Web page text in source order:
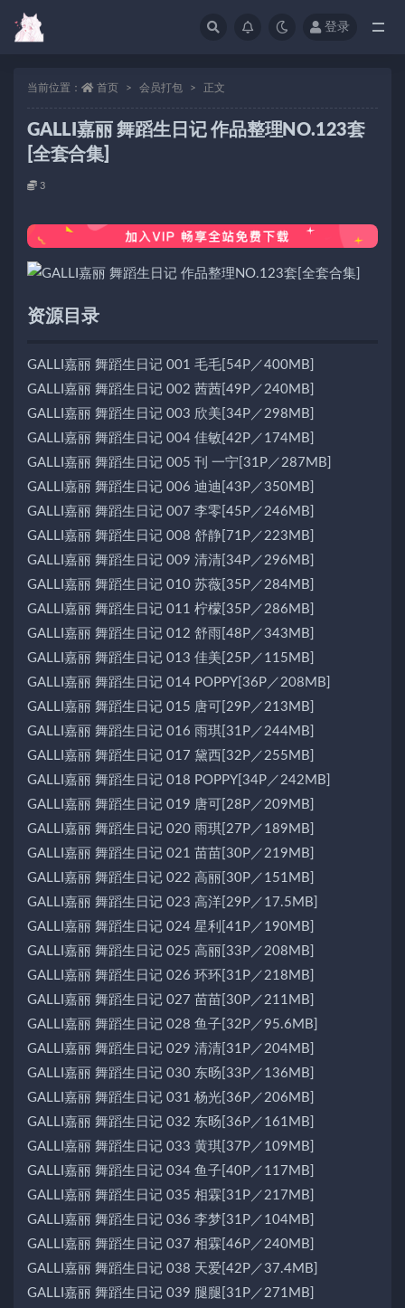
登录
当前位置： 首页 会员打包 正文
GALLI嘉丽 舞蹈生日记 作品整理NO.123套
[全套合集]
3
资源目录
GALLI嘉丽 舞蹈生日记 001 毛毛[54P／400MB]
GALLI嘉丽 舞蹈生日记 002 茜茜[49P／240MB]
GALLI嘉丽 舞蹈生日记 003 欣美[34P／298MB]
GALLI嘉丽 舞蹈生日记 004 佳敏[42P／174MB]
GALLI嘉丽 舞蹈生日记 005 刊 一宁[31P／287MB]
GALLI嘉丽 舞蹈生日记 006 迪迪[43P／350MB]
GALLI嘉丽 舞蹈生日记 007 李零[45P／246MB]
GALLI嘉丽 舞蹈生日记 008 舒静[71P／223MB]
GALLI嘉丽 舞蹈生日记 009 清清[34P／296MB]
GALLI嘉丽 舞蹈生日记 010 苏薇[35P／284MB]
GALLI嘉丽 舞蹈生日记 011 柠檬[35P／286MB]
GALLI嘉丽 舞蹈生日记 012 舒雨[48P／343MB]
GALLI嘉丽 舞蹈生日记 013 佳美[25P／115MB]
GALLI嘉丽 舞蹈生日记 014 POPPY[36P／208MB]
GALLI嘉丽 舞蹈生日记 015 唐可[29P／213MB]
GALLI嘉丽 舞蹈生日记 016 雨琪[31P／244MB]
GALLI嘉丽 舞蹈生日记 017 黛西[32P／255MB]
GALLI嘉丽 舞蹈生日记 018 POPPY[34P／242MB]
GALLI嘉丽 舞蹈生日记 019 唐可[28P／209MB]
GALLI嘉丽 舞蹈生日记 020 雨琪[27P／189MB]
GALLI嘉丽 舞蹈生日记 021 苗苗[30P／219MB]
GALLI嘉丽 舞蹈生日记 022 高丽[30P／151MB]
GALLI嘉丽 舞蹈生日记 023 高洋[29P／17.5MB]
GALLI嘉丽 舞蹈生日记 024 星利[41P／190MB]
GALLI嘉丽 舞蹈生日记 025 高丽[33P／208MB]
GALLI嘉丽 舞蹈生日记 026 环环[31P／218MB]
GALLI嘉丽 舞蹈生日记 027 苗苗[30P／211MB]
GALLI嘉丽 舞蹈生日记 028 鱼子[32P／95.6MB]
GALLI嘉丽 舞蹈生日记 029 清清[31P／204MB]
GALLI嘉丽 舞蹈生日记 030 东旸[33P／136MB]
GALLI嘉丽 舞蹈生日记 031 杨光[36P／206MB]
GALLI嘉丽 舞蹈生日记 032 东旸[36P／161MB]
GALLI嘉丽 舞蹈生日记 033 黄琪[37P／109MB]
GALLI嘉丽 舞蹈生日记 034 鱼子[40P／117MB]
GALLI嘉丽 舞蹈生日记 035 相霖[31P／217MB]
GALLI嘉丽 舞蹈生日记 036 李梦[31P／104MB]
GALLI嘉丽 舞蹈生日记 037 相霖[46P／240MB]
GALLI嘉丽 舞蹈生日记 038 天爱[42P／37.4MB]
GALLI嘉丽 舞蹈生日记 039 腿腿[31P／271MB]